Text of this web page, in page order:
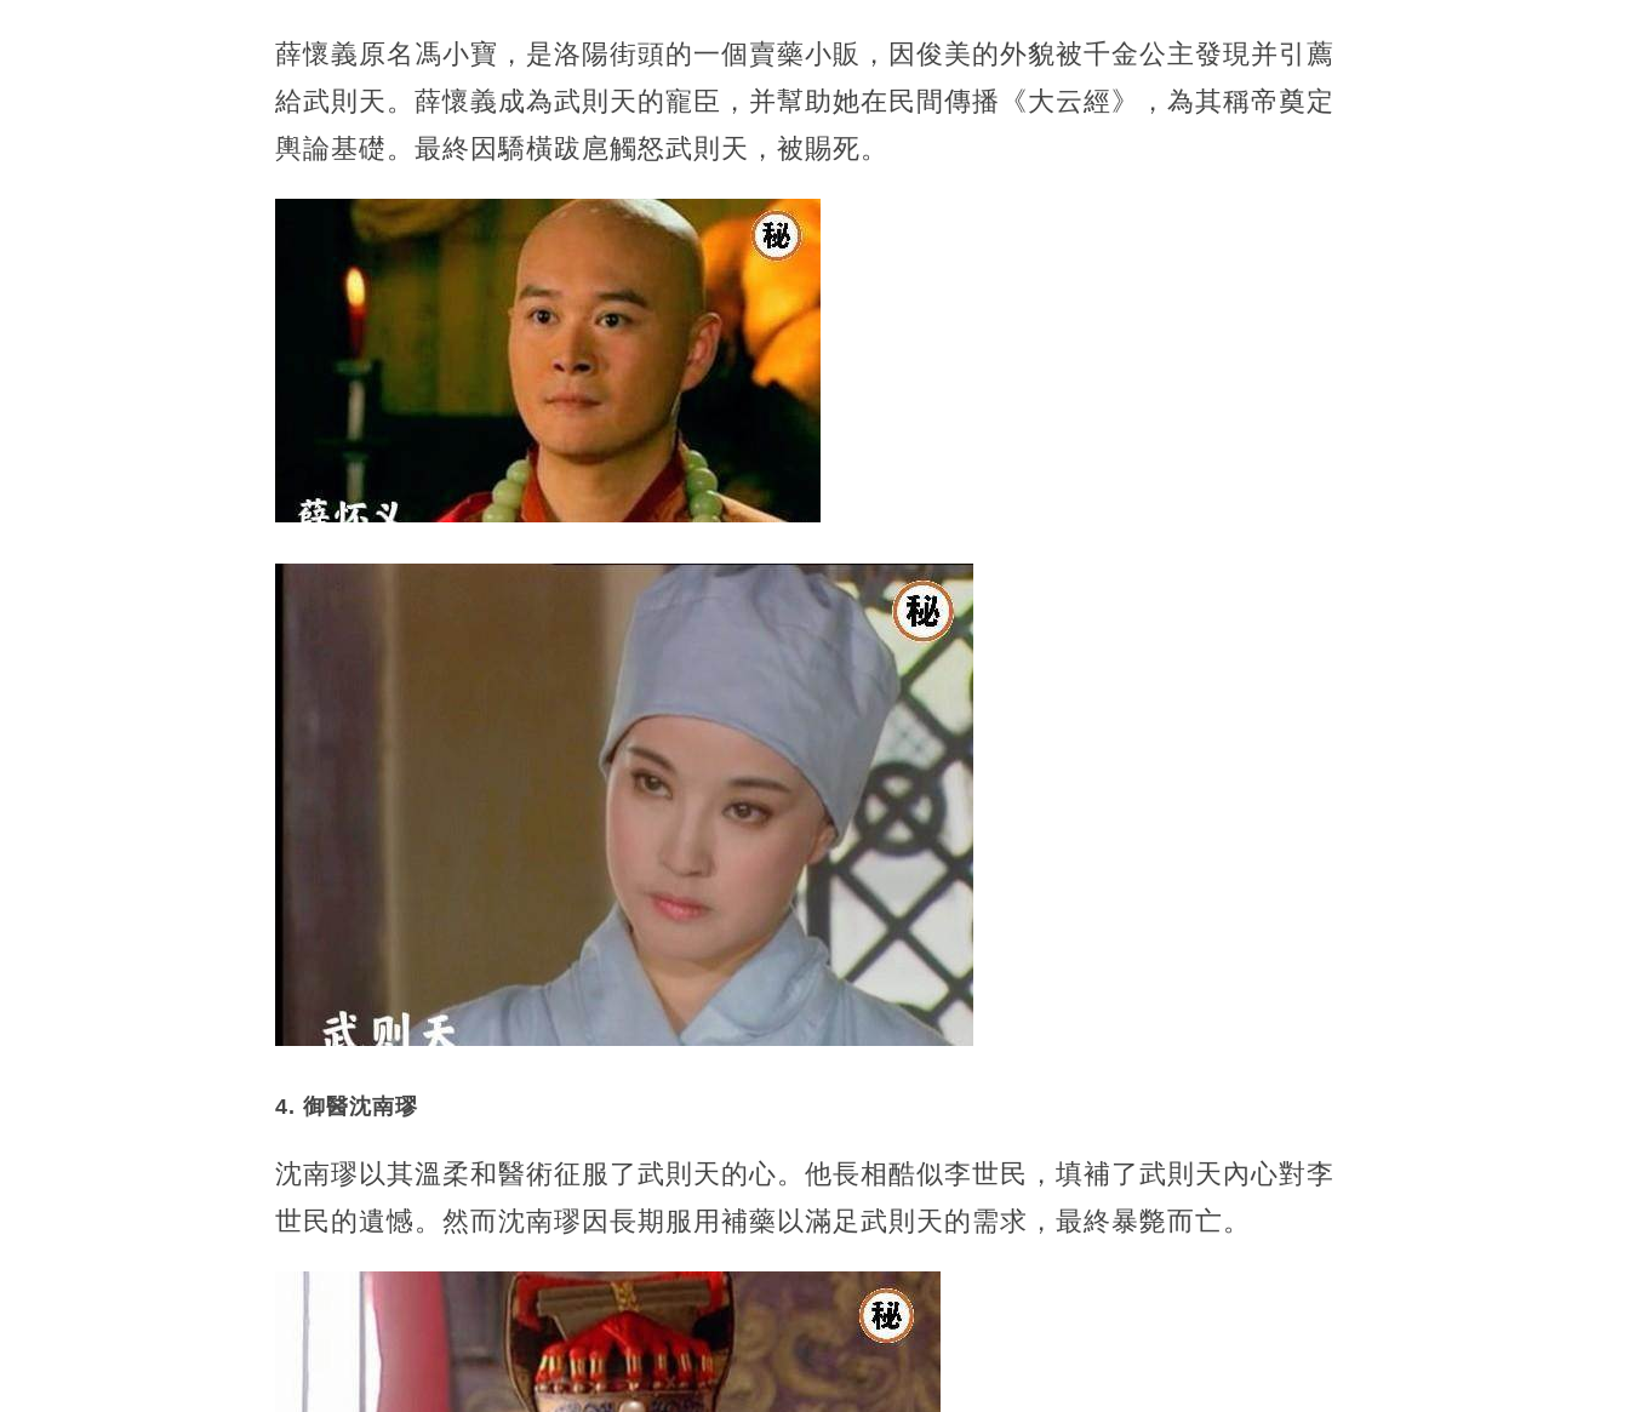
薛懷義原名馮小寶，是洛陽街頭的一個賣藥小販，因俊美的外貌被千金公主發現并引薦
給武則天。薛懷義成為武則天的寵臣，并幫助她在民間傳播《大云經》，為其稱帝奠定
輿論基礎。最終因驕橫跋扈觸怒武則天，被賜死。
4. 御醫沈南璆
沈南璆以其溫柔和醫術征服了武則天的心。他長相酷似李世民，填補了武則天內心對李
世民的遺憾。然而沈南璆因長期服用補藥以滿足武則天的需求，最終暴斃而亡。